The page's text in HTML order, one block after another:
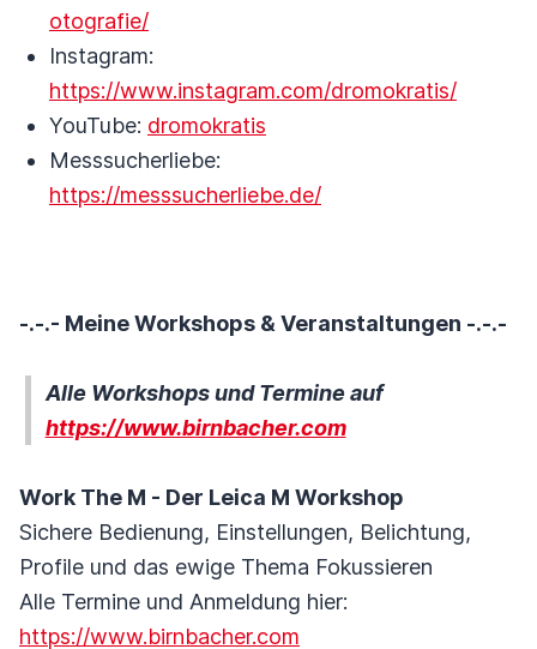
otografie/
Instagram:
https://www.instagram.com/dromokratis/
YouTube: dromokratis
Messsucherliebe:
https://messsucherliebe.de/
-.-.- Meine Workshops & Veranstaltungen -.-.-
Alle Workshops und Termine auf
https://www.birnbacher.com
Work The M - Der Leica M Workshop
Sichere Bedienung, Einstellungen, Belichtung,
Profile und das ewige Thema Fokussieren
Alle Termine und Anmeldung hier:
https://www.birnbacher.com